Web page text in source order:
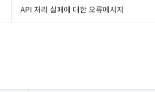
API 처리 실패에 대한 오류메시지